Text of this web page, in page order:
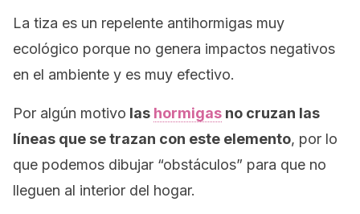
La tiza es un repelente antihormigas muy
ecológico porque no genera impactos negativos
en el ambiente y es muy efectivo.
Por algún motivo las hormigas no cruzan las
líneas que se trazan con este elemento, por lo
que podemos dibujar “obstáculos” para que no
lleguen al interior del hogar.